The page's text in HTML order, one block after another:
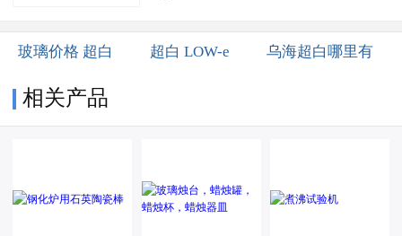
玻璃价格 超白 超白 LOW-e 乌海超白哪里有
相关产品